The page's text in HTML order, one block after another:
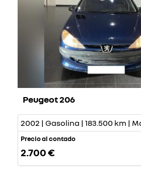
Peugeot 206
2002 | Gasolina | 183.500 km |
Precio al contado
2.700 €